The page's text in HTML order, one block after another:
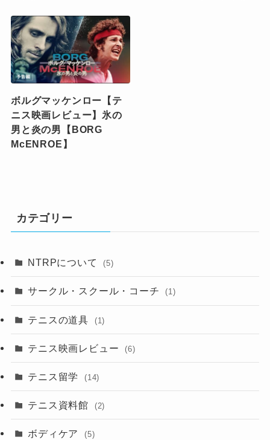
ボルグマッケンロー【テ
ニス映画レビュー】氷の
男と炎の男【BORG
McENROE】
カテゴリー
NTRPについて (5)
サークル・スクール・コーチ (1)
テニスの道具 (1)
テニス映画レビュー (6)
テニス留学 (14)
テニス資料館 (2)
ボディケア (5)